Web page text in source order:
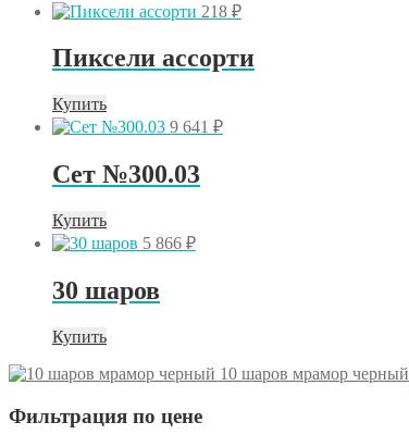
218 ₽
Пиксели ассорти
Купить
9 641 ₽
Сет №300.03
Купить
5 866 ₽
30 шаров
Купить
10 шаров мрамор черный
Фильтрация по цене